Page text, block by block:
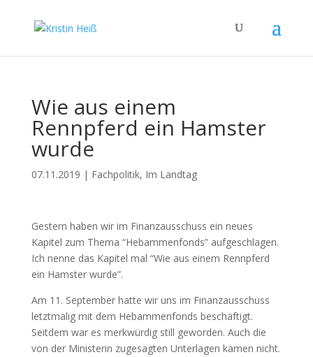
Wie aus einem
Rennpferd ein Hamster
wurde
07.11.2019 | Fachpolitik, Im Landtag
Gestern haben wir im Finanzausschuss ein neues
Kapitel zum Thema “Hebammenfonds” aufgeschlagen.
Ich nenne das Kapitel mal “Wie aus einem Rennpferd
ein Hamster wurde”.
Am 11. September hatte wir uns im Finanzausschuss
letztmalig mit dem Hebammenfonds beschäftigt.
Seitdem war es merkwürdig still geworden. Auch die
von der Ministerin zugesagten Unterlagen kamen nicht.